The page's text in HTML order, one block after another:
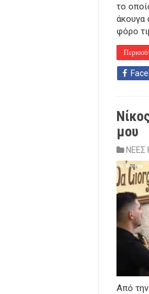
το
άκουγα
φόρο
μου
ΝΕΕΣ
Από